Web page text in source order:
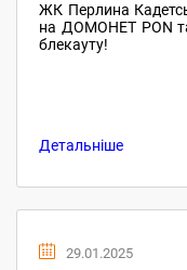
ЖК Перлина
на ДОМОНЕТ PON
блекауту!
Детальніше
29.01.2025